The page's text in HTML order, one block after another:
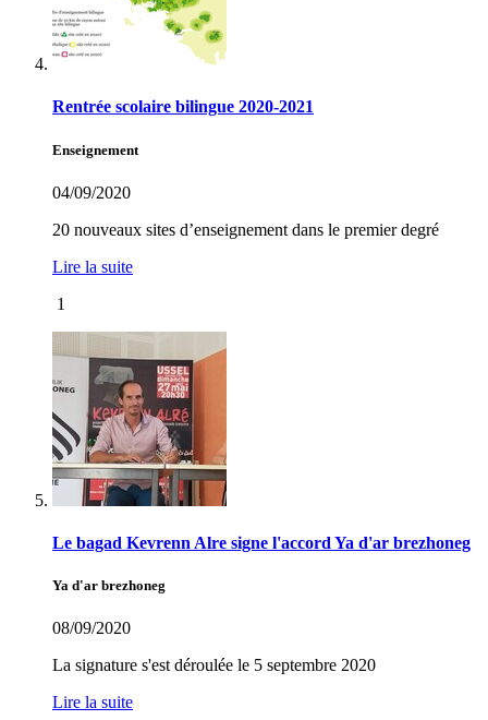
Rentrée scolaire bilingue 2020-2021
Enseignement
04/09/2020
20 nouveaux sites d’enseignement dans le premier degré
Lire la suite
1
Le bagad Kevrenn Alre signe l'accord Ya d'ar brezhoneg
Ya d'ar brezhoneg
08/09/2020
La signature s'est déroulée le 5 septembre 2020
Lire la suite